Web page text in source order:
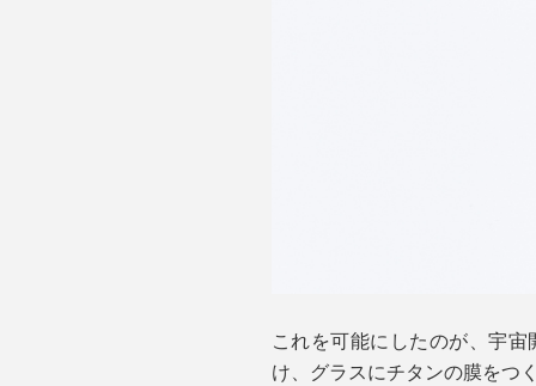
これを可能にしたのが、宇
け、グラスにチタンの膜をつ